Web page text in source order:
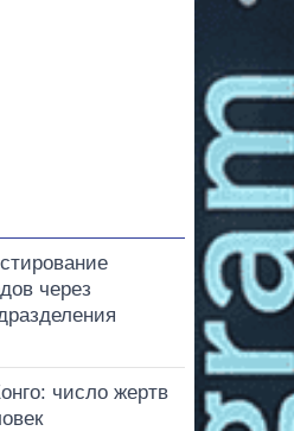
через
число жертв